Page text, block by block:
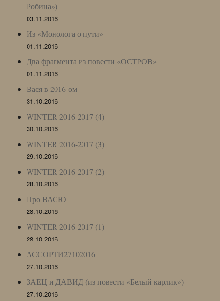
Робина»)
03.11.2016
Из «Монолога о пути»
01.11.2016
Два фрагмента из повести «ОСТРОВ»
01.11.2016
Вася в 2016-ом
31.10.2016
WINTER 2016-2017 (4)
30.10.2016
WINTER 2016-2017 (3)
29.10.2016
WINTER 2016-2017 (2)
28.10.2016
Про ВАСЮ
28.10.2016
WINTER 2016-2017 (1)
28.10.2016
АССОРТИ27102016
27.10.2016
ЗАЕЦ и ДАВИД (из повести «Белый карлик»)
27.10.2016